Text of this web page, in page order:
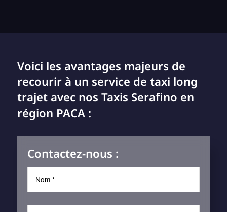
Voici les avantages majeurs de
recourir à un service de taxi long
trajet avec nos Taxis Serafino en
région PACA :
Contactez-nous :